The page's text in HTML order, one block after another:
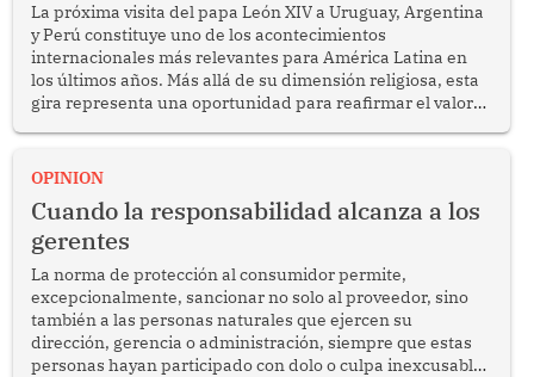
La próxima visita del papa León XIV a Uruguay, Argentina
y Perú constituye uno de los acontecimientos
internacionales más relevantes para América Latina en
los últimos años. Más allá de su dimensión religiosa, esta
gira representa una oportunidad para reafirmar el valor
enfrenta desafíos en materia de desarrollo, cohesión
OPINION
Cuando la responsabilidad alcanza a los
gerentes
La norma de protección al consumidor permite,
excepcionalmente, sancionar no solo al proveedor, sino
también a las personas naturales que ejercen su
dirección, gerencia o administración, siempre que estas
personas hayan participado con dolo o culpa inexcusable